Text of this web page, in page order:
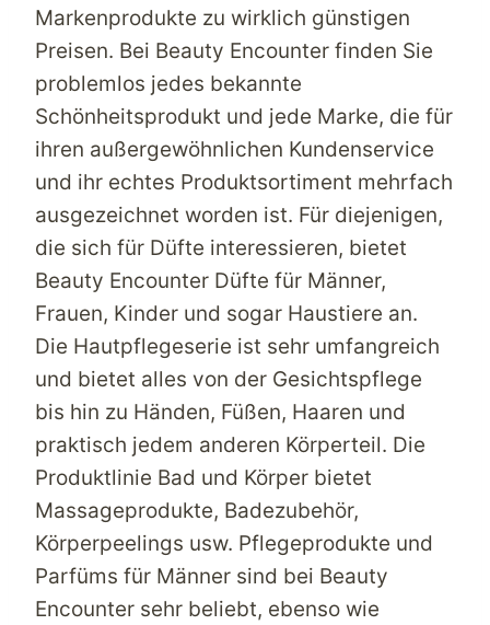
Markenprodukte zu wirklich günstigen
Preisen. Bei Beauty Encounter finden Sie
problemlos jedes bekannte
Schönheitsprodukt und jede Marke, die für
ihren außergewöhnlichen Kundenservice
und ihr echtes Produktsortiment mehrfach
ausgezeichnet worden ist. Für diejenigen,
die sich für Düfte interessieren, bietet
Beauty Encounter Düfte für Männer,
Frauen, Kinder und sogar Haustiere an.
Die Hautpflegeserie ist sehr umfangreich
und bietet alles von der Gesichtspflege
bis hin zu Händen, Füßen, Haaren und
praktisch jedem anderen Körperteil. Die
Produktlinie Bad und Körper bietet
Massageprodukte, Badezubehör,
Körperpeelings usw. Pflegeprodukte und
Parfüms für Männer sind bei Beauty
Encounter sehr beliebt, ebenso wie